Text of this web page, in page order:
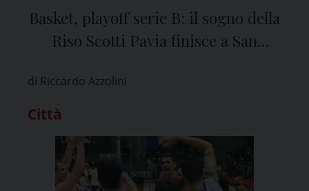
Basket, playoff serie B: il sogno della
Riso Scotti Pavia finisce a San
di Riccardo Azzolini
Città